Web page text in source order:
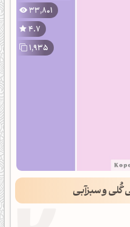
33,801
4.7
1,935
گُلی و سبزآبی